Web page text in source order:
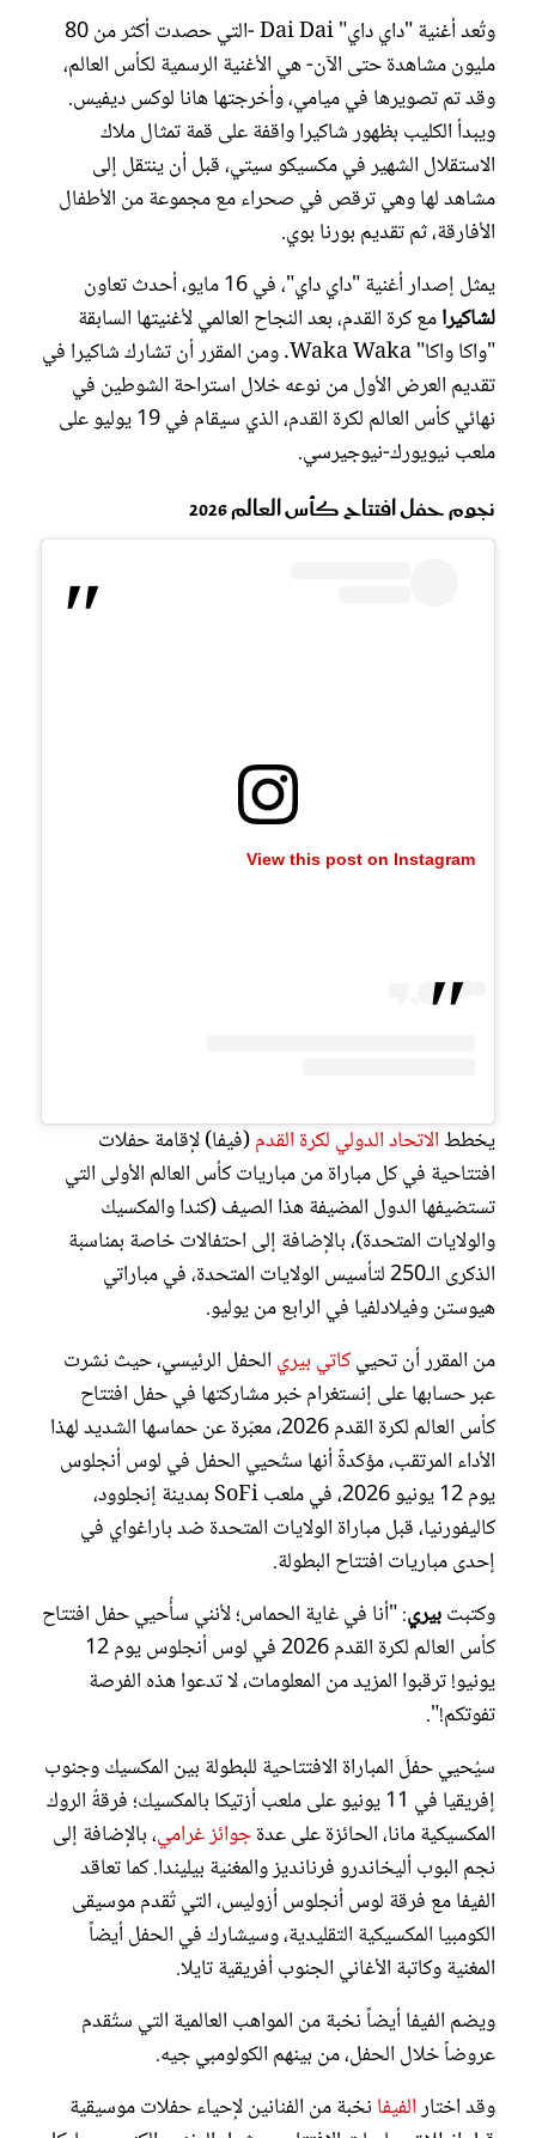
وتُعد أغنية "داي داي" Dai Dai -التي حصدت أكثر من 80
مليون مشاهدة حتى الآن- هي الأغنية الرسمية لكأس العالم،
وقد تم تصويرها في ميامي، وأخرجتها هانا لوكس ديفيس.
ويبدأ الكليب بظهور شاكيرا واقفة على قمة تمثال ملاك
الاستقلال الشهير في مكسيكو سيتي، قبل أن ينتقل إلى
مشاهد لها وهي ترقص في صحراء مع مجموعة من الأطفال
الأفارقة، ثم تقديم بورنا بوي.
يمثل إصدار أغنية "داي داي"، في 16 مايو، أحدث تعاون
لشاكيرامع كرة القدم، بعد النجاح العالمي لأغنيتها السابقة
"واكا واكا" Waka Waka. ومن المقرر أن تشارك شاكيرا في
تقديم العرض الأول من نوعه خلال استراحة الشوطين في
نهائي كأس العالم لكرة القدم، الذي سيقام في 19 يوليو على
ملعب نيويورك-نيوجيرسي.
نجوم حفل افتتاح كأس العالم 2026
View this post on Instagram
يخططالاتحاد الدولي لكرة القدم(فيفا) لإقامة حفلات
افتتاحية في كل مباراة من مباريات كأس العالم الأولى التي
تستضيفها الدول المضيفة هذا الصيف (كندا والمكسيك
والولايات المتحدة)، بالإضافة إلى احتفالات خاصة بمناسبة
الذكرى الـ250 لتأسيس الولايات المتحدة، في مباراتي
هيوستن وفيلادلفيا في الرابع من يوليو.
من المقرر أن تحييكاتي بيري الحفل الرئيسي، حيث نشرت
عبر حسابها على إنستغرام خبر مشاركتها في حفل افتتاح
كأس العالم لكرة القدم 2026، معبّرة عن حماسها الشديد لهذا
الأداء المرتقب، مؤكدةً أنها ستُحيي الحفل في لوس أنجلوس
يوم 12 يونيو 2026، في ملعب SoFi بمدينة إنجلوود،
كاليفورنيا، قبل مباراة الولايات المتحدة ضد باراغواي في
إحدى مباريات افتتاح البطولة.
وكتبتبيري: "أنا في غاية الحماس؛ لأنني سأُحيي حفل افتتاح
كأس العالم لكرة القدم 2026 في لوس أنجلوس يوم 12
يونيو! ترقبوا المزيد من المعلومات، لا تدعوا هذه الفرصة
تفوتكم!".
سيُحيي حفلَ المباراة الافتتاحية للبطولة بين المكسيك وجنوب
إفريقيا في 11 يونيو على ملعب أزتيكا بالمكسيك؛ فرقةُ الروك
المكسيكية مانا، الحائزة على عدةجوائز غرامي، بالإضافة إلى
نجم البوب أليخاندرو فرنانديز والمغنية بيليندا. كما تعاقد
الفيفا مع فرقة لوس أنجلوس أزوليس، التي تُقدم موسيقى
الكومبيا المكسيكية التقليدية، وسيشارك في الحفل أيضاً
المغنية وكاتبة الأغاني الجنوب أفريقية تايلا.
ويضم الفيفا أيضاً نخبة من المواهب العالمية التي ستُقدم
عروضاً خلال الحفل، من بينهم الكولومبي جيه.
وقد اختارالفيفا نخبة من الفنانين لإحياء حفلات موسيقية